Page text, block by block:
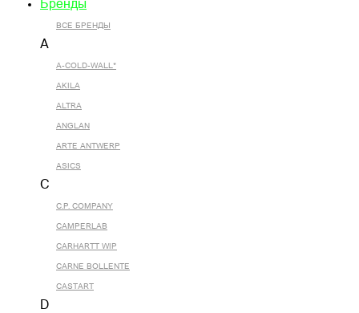
Бренды
ВСЕ БРЕНДЫ
A
A-COLD-WALL*
AKILA
ALTRA
ANGLAN
ARTE ANTWERP
ASICS
C
C.P. COMPANY
CAMPERLAB
CARHARTT WIP
CARNE BOLLENTE
CASTART
D